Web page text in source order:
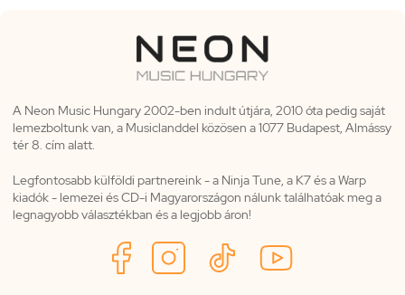
A Neon Music Hungary 2002-ben indult útjára, 2010 óta pedig saját
lemezboltunk van, a Musiclanddel közösen a 1077 Budapest, Almássy
tér 8. cím alatt.
Legfontosabb külföldi partnereink - a Ninja Tune, a K7 és a Warp
kiadók - lemezei és CD-i Magyarországon nálunk találhatóak meg a
legnagyobb választékban és a legjobb áron!